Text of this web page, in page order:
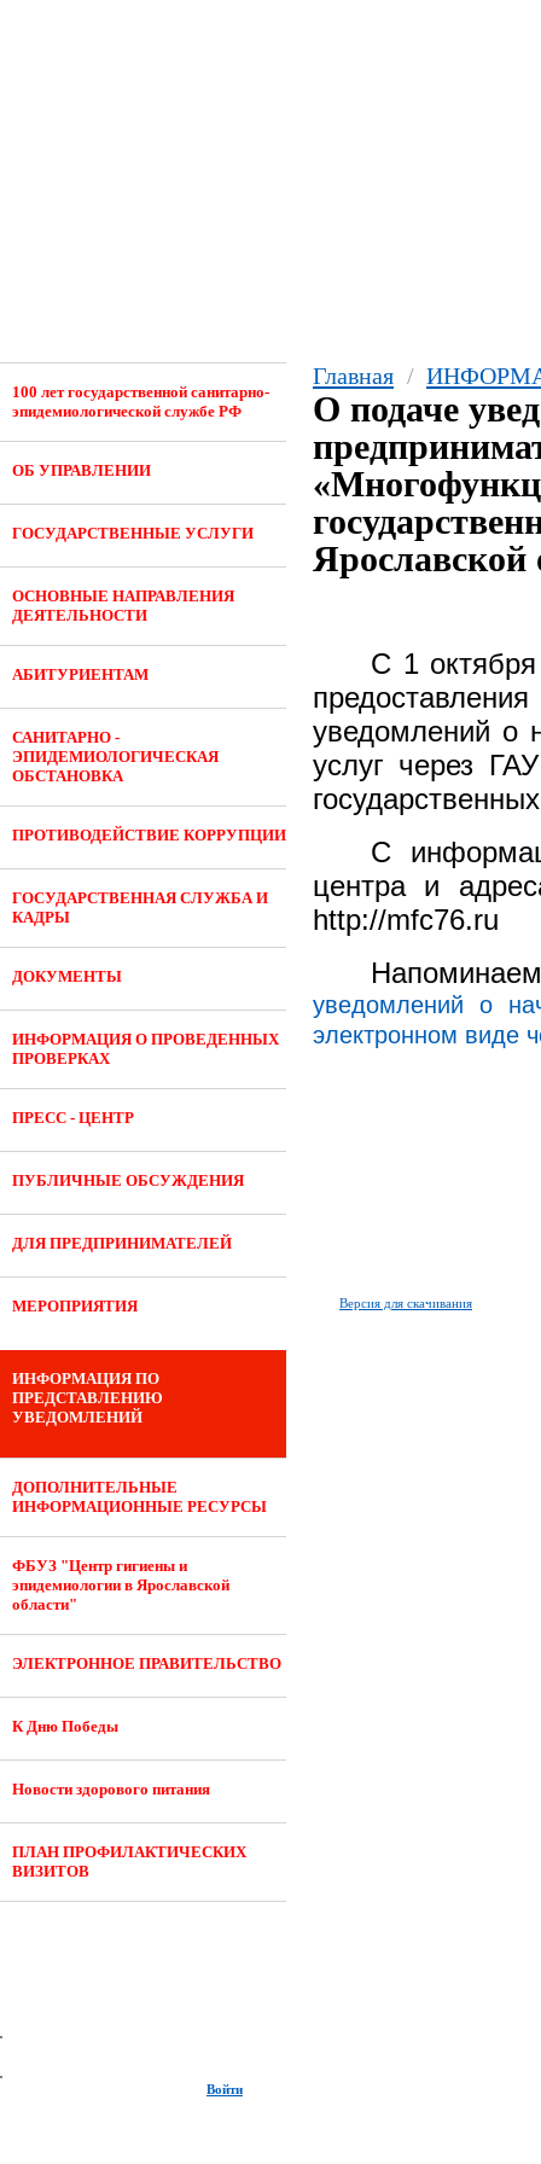
100 лет государственной санитарно-
эпидемиологической службе РФ
ОБ УПРАВЛЕНИИ
ГОСУДАРСТВЕННЫЕ УСЛУГИ
ОСНОВНЫЕ НАПРАВЛЕНИЯ
ДЕЯТЕЛЬНОСТИ
АБИТУРИЕНТАМ
САНИТАРНО -
ЭПИДЕМИОЛОГИЧЕСКАЯ
ОБСТАНОВКА
ПРОТИВОДЕЙСТВИЕ КОРРУПЦИИ
ГОСУДАРСТВЕННАЯ СЛУЖБА И
КАДРЫ
ДОКУМЕНТЫ
ИНФОРМАЦИЯ О ПРОВЕДЕННЫХ
ПРОВЕРКАХ
ПРЕСС - ЦЕНТР
ПУБЛИЧНЫЕ ОБСУЖДЕНИЯ
ДЛЯ ПРЕДПРИНИМАТЕЛЕЙ
МЕРОПРИЯТИЯ
ИНФОРМАЦИЯ ПО
ПРЕДСТАВЛЕНИЮ
УВЕДОМЛЕНИЙ
ДОПОЛНИТЕЛЬНЫЕ
ИНФОРМАЦИОННЫЕ РЕСУРСЫ
ФБУЗ "Центр гигиены и
эпидемиологии в Ярославской
области"
ЭЛЕКТРОННОЕ ПРАВИТЕЛЬСТВО
К Дню Победы
Новости здорового питания
ПЛАН ПРОФИЛАКТИЧЕСКИХ
ВИЗИТОВ
Войти
Главная /
О подаче
Ярославской
С 1
уведомлений о
услуг через
С
центра и
http://mfc76.ru
уведомлений о
электронном виде
Версия для скачивания